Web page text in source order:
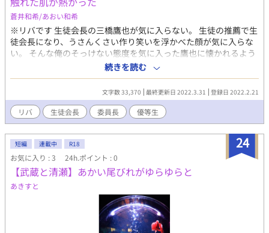
蒼井和希/あおい和希
※リバです 生徒会長の三橋鷹也が気に入らない。 生徒の推薦で生
徒会長になり、うさんくさい作り笑いを浮かべた顔が気に入らな
い。 そんな俺のそっけない態度を気に入った鷹也に懐かれるよう
になってしまう。 彼の本性を知った和美は自然に惹かれていくよ
うになる。 会長×委員長、初のリバカップル誕生 ■キャラ ・三
橋鷹也(みはし たかや) 高校3年生 生徒会長。文武両道。教室、生
徒から頼られる人気者。だが、その本質は誰も知らない。 髪に隠
れているが、ピアス穴がいくつもある。 異性にモテるが誰の告白
も断る。 ・桜坂 和美(さくらざか かずみ) 高校3年生 クラス委員
長。真面目。頭脳明晰。 自分から進んで掃除や、提出物を集めた
りする。だが、嘘をつかれたことから、誰かの変わりは絶対に引
き受けない。 【重複投稿】 Blove、fujossy、ムーンライトノベル
ズ、ポケットBLノベルクラブ、エブリスタ、魔法のiらんど、カク
ヨム、ノベラボ、ツギクル、プリ小説、ハーメルン、NOVEL
DAYS、FC2
続きを読む
文字数 33,370 最終更新日 2022.3.31 登録日 2022.2.21
リバ 生徒会長 委員長 優等生
24
短編 連載中 R18
お気に入り : 3 24h.ポイント : 0
【武蔵と清瀬】あかい尾びれがゆらゆらと
あきすと